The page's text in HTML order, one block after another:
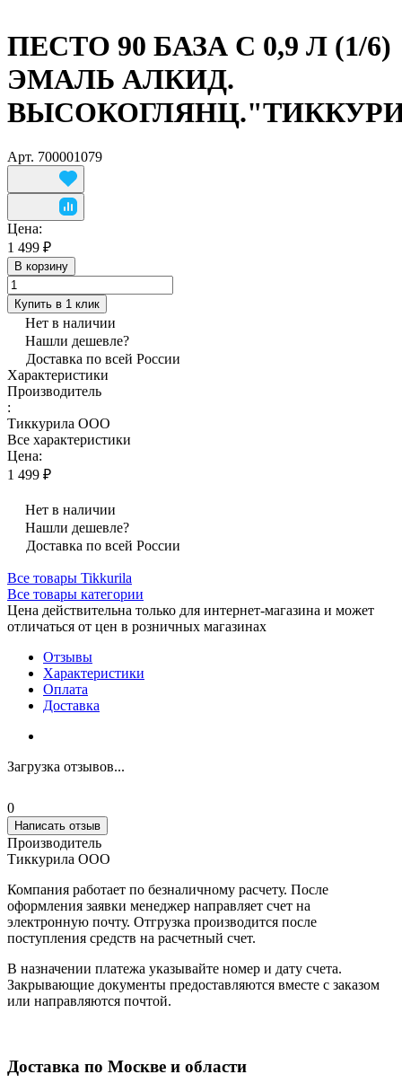
ПЕСТО 90 БАЗА С 0,9 Л (1/6)
ЭМАЛЬ АЛКИД.
Арт. 700001079
Цена:
1 499 ₽
В корзину
Купить в 1 клик
Нет в наличии
Нашли дешевле?
Доставка по всей России
Характеристики
Производитель
:
Тиккурила ООО
Все характеристики
Цена:
1 499 ₽
Нет в наличии
Нашли дешевле?
Доставка по всей России
Все товары Tikkurila
Все товары категории
Цена действительна только для интернет-магазина и может
отличаться от цен в розничных магазинах
Отзывы
Характеристики
Оплата
Доставка
Загрузка отзывов...
0
Написать отзыв
Производитель
Тиккурила ООО
Компания работает по безналичному расчету. После
оформления заявки менеджер направляет счет на
электронную почту. Отгрузка производится после
поступления средств на расчетный счет.
В назначении платежа указывайте номер и дату счета.
Закрывающие документы предоставляются вместе с заказом
или направляются почтой.
Доставка по Москве и области